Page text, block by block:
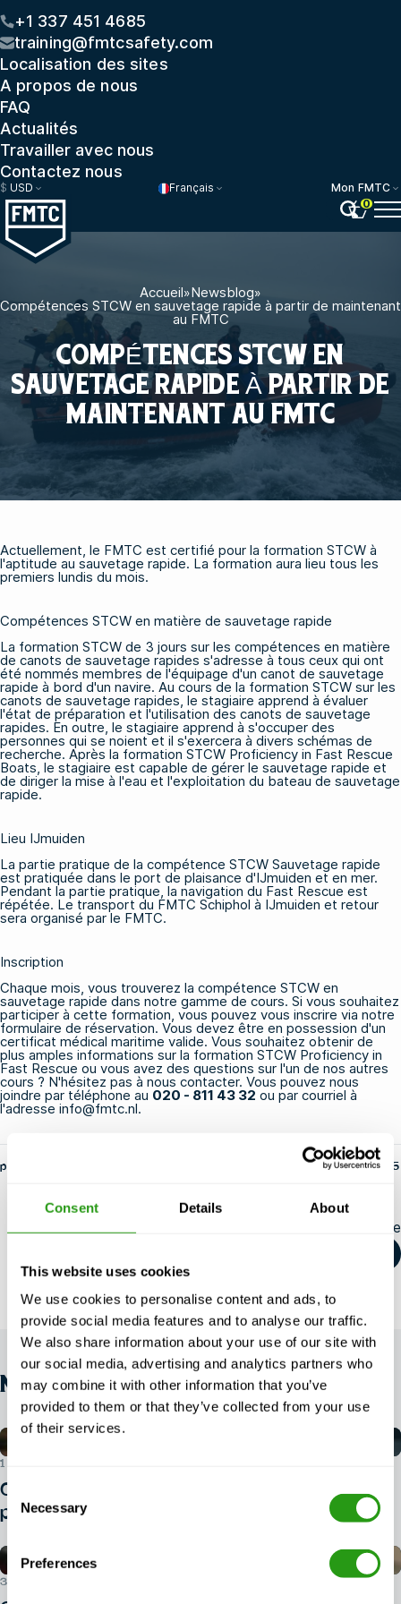
Consent Details About
This website uses cookies
We use cookies to personalise content and ads, to
provide social media features and to analyse our traffic.
We also share information about your use of our site with
our social media, advertising and analytics partners who
may combine it with other information that you’ve
provided to them or that they’ve collected from your use
of their services.
Consent
Selection
Necessary
Preferences
+1 337 451 4685
training@fmtcsafety.com
Localisation des sites
A propos de nous
FAQ
Actualités
Travailler avec nous
Contactez nous
$ USD Français
Mon FMTC
0
Accueil»Newsblog»
Compétences STCW en sauvetage rapide à partir de maintenant
au FMTC
COMPÉTENCES STCW EN
SAUVETAGE RAPIDE À PARTIR DE
MAINTENANT AU FMTC
Actuellement, le FMTC est certifié pour la formation STCW à
l'aptitude au sauvetage rapide. La formation aura lieu tous les
premiers lundis du mois.
Compétences STCW en matière de sauvetage rapide
La formation STCW de 3 jours sur les compétences en matière
de canots de sauvetage rapides s'adresse à tous ceux qui ont
été nommés membres de l'équipage d'un canot de sauvetage
rapide à bord d'un navire. Au cours de la formation STCW sur les
canots de sauvetage rapides, le stagiaire apprend à évaluer
l'état de préparation et l'utilisation des canots de sauvetage
rapides. En outre, le stagiaire apprend à s'occuper des
personnes qui se noient et il s'exercera à divers schémas de
recherche. Après la formation STCW Proficiency in Fast Rescue
Boats, le stagiaire est capable de gérer le sauvetage rapide et
de diriger la mise à l'eau et l'exploitation du bateau de sauvetage
rapide.
Lieu IJmuiden
La partie pratique de la compétence STCW Sauvetage rapide
est pratiquée dans le port de plaisance d'IJmuiden et en mer.
Pendant la partie pratique, la navigation du Fast Rescue est
répétée. Le transport du FMTC Schiphol à IJmuiden et retour
sera organisé par le FMTC.
Inscription
Chaque mois, vous trouverez la compétence STCW en
sauvetage rapide dans notre gamme de cours. Si vous souhaitez
participer à cette formation, vous pouvez vous inscrire via notre
formulaire de réservation. Vous devez être en possession d'un
certificat médical maritime valide. Vous souhaitez obtenir de
plus amples informations sur la formation STCW Proficiency in
Fast Rescue ou vous avez des questions sur l'un de nos autres
cours ? N'hésitez pas à nous contacter. Vous pouvez nous
joindre par téléphone au 020 - 811 43 32 ou par courriel à
l'adresse info@fmtc.nl.
par fs-admin 14 mai 2025
Partager cet article
NOUVELLES
1ER AOÛT 2026
Quelle pièce d'identité faut-il présenter
pour passer le BOSIET ?
30 JUILLET 2026